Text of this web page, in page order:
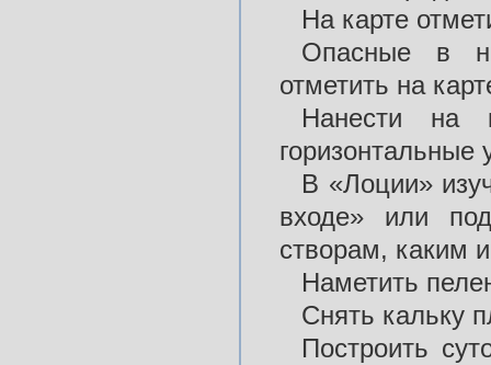
На карте
Опасные в
отметить на
Нанести на
горизонтальные
В «Лоции»
входе» или
створам, каким
Наметить
Снять кальку
Построить